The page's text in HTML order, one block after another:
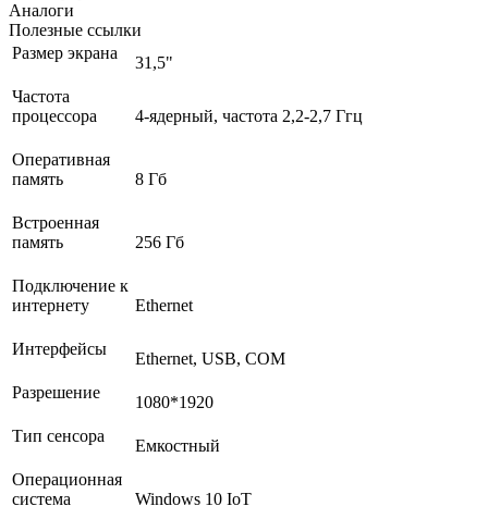
Аналоги
Полезные ссылки
Размер экрана
31,5"
Частота
процессора
4-ядерный, частота 2,2-2,7 Ггц
Оперативная
память
8 Гб
Встроенная
память
256 Гб
Подключение к
интернету
Ethernet
Интерфейсы
Ethernet, USB, COM
Разрешение
1080*1920
Тип сенсора
Емкостный
Операционная
система
Windows 10 IoT